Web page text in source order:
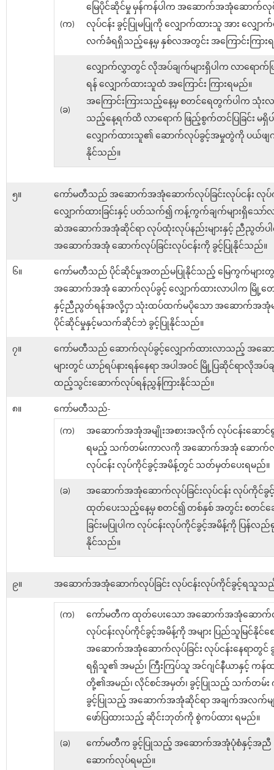
(က)
မြေပိုင်ဆိုင်မှု မှန်ကန်ပါက အဆောက်အအုံဆောက်လုပ်
လုပ်ငန်း ခွင့်ပြုမပြုကို လျှောက်ထားသူ အား လျှော
လက်ခံရရှိသည့်နေ့မှ နှစ်လအတွင်း အကြောင်းကြား
(ခ)
လျှောက်လွှာတွင် လိုအပ်ချက်များရှိပါက လာရောက်
ရန် လျှောက်ထားသူထံ အကြောင်း ကြားရမည်။
အကြောင်းကြားသည့်နေ့မှ စတင်ရေတွက်ပါက သုံး
သည့်နေ့ရက်ထိ လာရောက် ဖြည့်စွက်တင်ပြခြင်း မရှိ
လျှောက်ထားသူ၏ ဆောက်လုပ်ခွင့်အမှုတွဲကို ပယ်ဖျ
နိုင်သည်။
၅။
ကော်မတီသည် အဆောက်အအုံဆောက်လုပ်ခြင်းလုပ်ငန်း လုပ်
လျှောက်ထားခြင်းနှင့် ပတ်သက်၍ ကန့်ကွက်ချက်များရှိသေ
ဆဲအဆောက်အအုံဆိုင်ရာ လုပ်ထုံးလုပ်နည်းများနှင့် ညီညွတ်ပ
အဆောက်အအုံ ဆောက်လုပ်ခြင်းလုပ်ငန်းကို ခွင့်ပြုနိုင်သည်။
၆။
ကော်မတီသည် ပိုင်ဆိုင်မှုအတည်မပြုနိုင်သည့် မြေကွက်များ
အဆောက်အအုံ ဆောက်လုပ်ခွင့် လျှောက်ထားလာပါက မြို့တေ
နှင့်ညီညွတ်ရန်အလို့ငှာ သုံးထပ်ထက်မပိုသော အဆောက်အအုံမျ
ပိုင်ဆိုင်မှုနှင့်မသက်ဆိုင်ဘဲ ခွင့်ပြုနိုင်သည်။
၇။
ကော်မတီသည် ဆောက်လုပ်ခွင့်လျှောက်ထားလာသည့် အဆ
များတွင် ယာဉ်ရပ်နားရန်နေရာ အပါအဝင် မြို့ပြဆိုင်ရာလိုအပ်
ထည့်သွင်းဆောက်လုပ်ရန်ညွှန်ကြားနိုင်သည်။
၈။ ကော်မတီသည်-
(က)
အဆောက်အအုံအမျိုးအစားအလိုက် လုပ်ငန်းဆောင်ရွ
ရမည့် သက်တမ်းကာလကို အဆောက်အအုံ ဆောက်လုပ်
လုပ်ငန်း လုပ်ကိုင်ခွင့်အမိန့်တွင် သတ်မှတ်ပေးရမည်။
(ခ)
အဆောက်အအုံဆောက်လုပ်ခြင်းလုပ်ငန်း လုပ်ကိုင်ခွ
ထုတ်ပေးသည့်နေ့မှ စတင်၍ တစ်နှစ် အတွင်း စတင်
ခြင်းမပြုပါက လုပ်ငန်းလုပ်ကိုင်ခွင့်အမိန့်ကို ပြန်လည်
နိုင်သည်။
၉။ အဆောက်အအုံဆောက်လုပ်ခြင်း လုပ်ငန်းလုပ်ကိုင်ခွင့်ရသူသ
(က)
ကော်မတီက ထုတ်ပေးသော အဆောက်အအုံဆောက်လု
လုပ်ငန်းလုပ်ကိုင်ခွင့်အမိန့်ကို အများ ပြည်သူမြင်နိုင်စ
အဆောက်အအုံဆောက်လုပ်ခြင်း လုပ်ငန်းနေရာတွင် ခွ
ရရှိသူ၏ အမည်၊ ကြီးကြပ်သူ အင်ဂျင်နီယာနှင့် က
တို့၏အမည်၊ လိုင်စင်အမှတ်၊ ခွင့်ပြုသည့် သက်တမ်း
ခွင့်ပြုသည့် အဆောက်အအုံဆိုင်ရာ အချက်အလက်မျ
ဖော်ပြထားသည့် ဆိုင်းဘုတ်ကို စွဲကပ်ထား ရမည်။
(ခ)
ကော်မတီက ခွင့်ပြုသည့် အဆောက်အအုံပုံစံနှင့်အညီ
ဆောက်လုပ်ရမည်။